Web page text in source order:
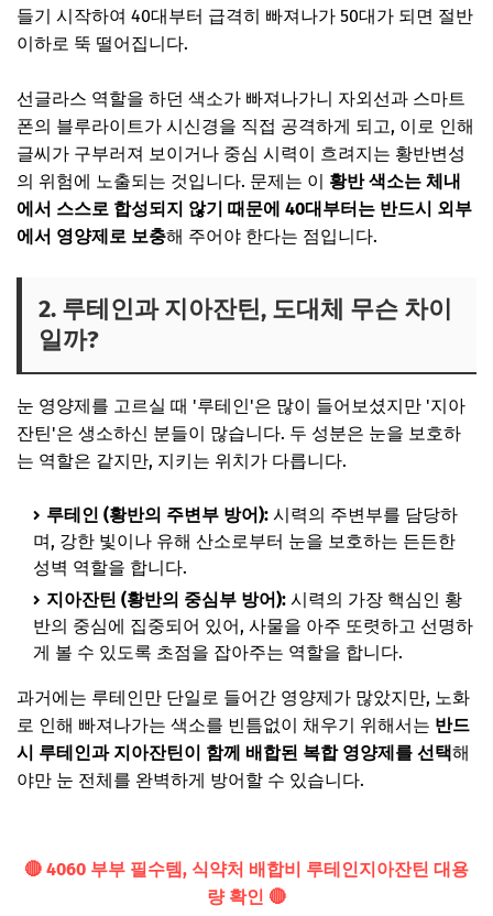
들기 시작하여 40대부터 급격히 빠져나가 50대가 되면 절반
이하로 뚝 떨어집니다.
선글라스 역할을 하던 색소가 빠져나가니 자외선과 스마트
폰의 블루라이트가 시신경을 직접 공격하게 되고, 이로 인해
글씨가 구부러져 보이거나 중심 시력이 흐려지는 황반변성
의 위험에 노출되는 것입니다. 문제는 이 황반 색소는 체내
에서 스스로 합성되지 않기 때문에 40대부터는 반드시 외부
에서 영양제로 보충해 주어야 한다는 점입니다.
2. 루테인과 지아잔틴, 도대체 무슨 차이
일까?
눈 영양제를 고르실 때 '루테인'은 많이 들어보셨지만 '지아
잔틴'은 생소하신 분들이 많습니다. 두 성분은 눈을 보호하
는 역할은 같지만, 지키는 위치가 다릅니다.
루테인 (황반의 주변부 방어): 시력의 주변부를 담당하
며, 강한 빛이나 유해 산소로부터 눈을 보호하는 든든한
성벽 역할을 합니다.
지아잔틴 (황반의 중심부 방어): 시력의 가장 핵심인 황
반의 중심에 집중되어 있어, 사물을 아주 또렷하고 선명하
게 볼 수 있도록 초점을 잡아주는 역할을 합니다.
과거에는 루테인만 단일로 들어간 영양제가 많았지만, 노화
로 인해 빠져나가는 색소를 빈틈없이 채우기 위해서는 반드
시 루테인과 지아잔틴이 함께 배합된 복합 영양제를 선택해
야만 눈 전체를 완벽하게 방어할 수 있습니다.
🔴 4060 부부 필수템, 식약처 배합비 루테인지아잔틴 대용
량 확인 🔴